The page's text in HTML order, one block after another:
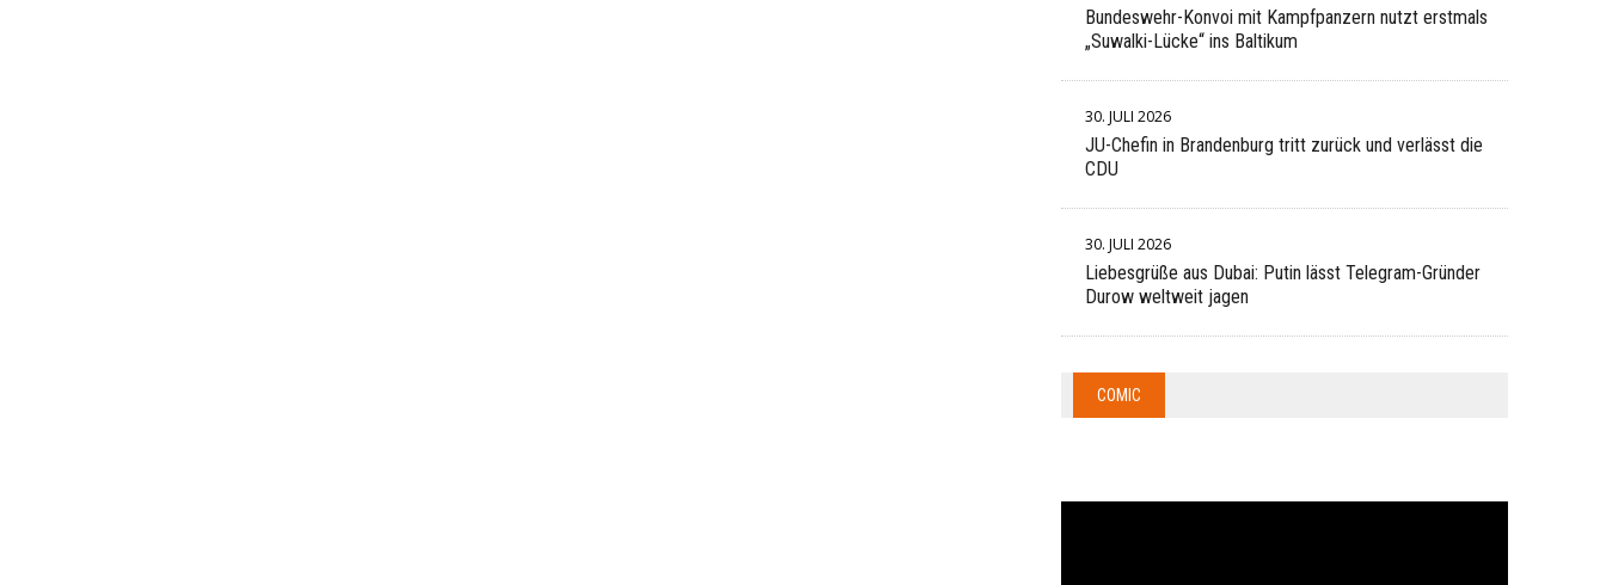
Bundeswehr-Konvoi mit Kampfpanzern nutzt erstmals
„Suwalki-Lücke“ ins Baltikum
30. JULI 2026
JU-Chefin in Brandenburg tritt zurück und verlässt die
CDU
30. JULI 2026
Liebesgrüße aus Dubai: Putin lässt Telegram-Gründer
Durow weltweit jagen
COMIC